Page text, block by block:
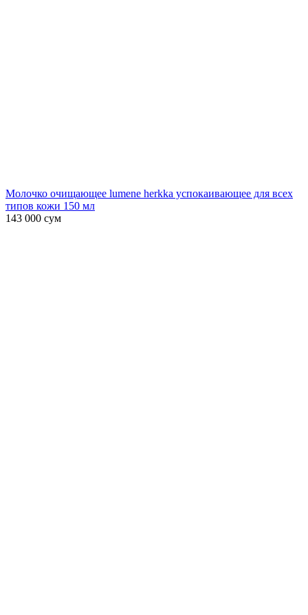
Молочко очищающее lumene herkka успокаивающее для всех
типов кожи 150 мл
143 000 сум